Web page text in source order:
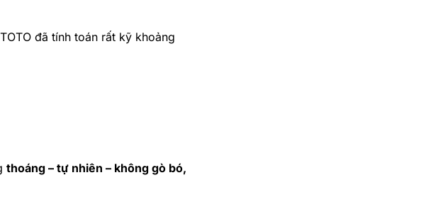
đã tính toán rất kỹ khoảng
thoáng – tự nhiên – không gò bó,